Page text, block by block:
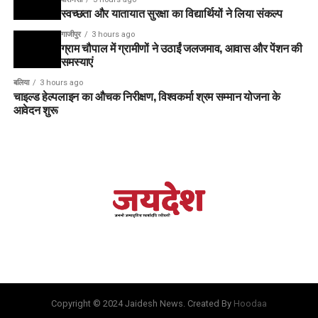
स्वच्छता और यातायात सुरक्षा का विद्यार्थियों ने लिया संकल्प
गाजीपुर 3 hours ago
ग्राम चौपाल में ग्रामीणों ने उठाईं जलजमाव, आवास और पेंशन की
समस्याएं
बलिया 3 hours ago
चाइल्ड हेल्पलाइन का औचक निरीक्षण, विश्वकर्मा श्रम सम्मान योजना के
आवेदन शुरू
Copyright © 2024 Jaidesh News. Created By Hoodaa